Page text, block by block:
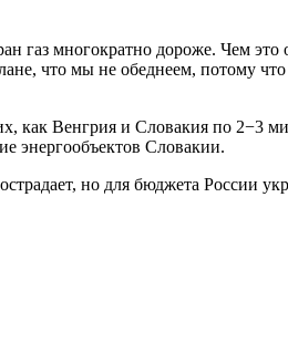
газ многократно дороже. Чем
что мы не обеднеем, потому
Венгрия и Словакия по 2−3
энергообъектов Словакии.
но для бюджета России